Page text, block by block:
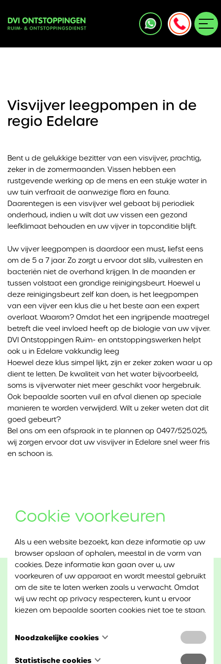
Visvijver leegpompen in de
regio Edelare
Bent u de gelukkige bezitter van een visvijver, prachtig,
zeker in de zomermaanden. Vissen hebben een
rustgevende werking op de mens en een stukje water in
uw tuin verfraait de aanwezige flora en fauna.
Daarentegen is een visvijver wel gebaat bij periodiek
onderhoud, indien u wilt dat uw vissen een gezond
leefklimaat behouden en uw vijver in topconditie blijft.
Uw vijver leegpompen is daardoor een must, liefst eens
om de 5 a 7 jaar. Zo zorgt u ervoor dat slib, vuilresten en
bacteriën niet de overhand krijgen. In de maanden er
tussen volstaat een grondige reinigingsbeurt. Hoewel u
deze reinigingsbeurt zelf kan doen, is het leegpompen
van een vijver een klus die u het beste aan een expert
overlaat. Waarom? Omdat het een ingrijpende maatregel
betreft die veel invloed heeft op de biologie van uw vijver.
DVI Ontstoppingen Ruim- en ontstoppingswerken helpt
ook u in Edelare vakkundig leeg
Hoewel deze klus simpel lijkt, zijn er zeker zaken waar u op
dient te letten. De kwaliteit van het water bijvoorbeeld,
soms is vijverwater niet meer geschikt voor hergebruik.
Ook bepaalde soorten vuil en afval dienen op speciale
manieren te worden verwijderd. Wilt u zeker weten dat dit
goed gebeurt?
Bel ons om een afspraak in te plannen op 0497/525.025,
wij zorgen ervoor dat uw visvijver in Edelare snel weer fris
en schoon is.
Expert in ontstopping, ruimen van
putten of camera inspectie nodig?
Cookie voorkeuren
Als u een website bezoekt, kan deze informatie op uw
browser opslaan of ophalen, meestal in de vorm van
cookies. Deze informatie kan gaan over u, uw
voorkeuren of uw apparaat en wordt meestal gebruikt
om de site te laten werken zoals u verwacht. Omdat
wij uw recht op privacy respecteren, kunt u ervoor
kiezen om bepaalde soorten cookies niet toe te staan.
Noodzakelijke cookies
Deze cookies zijn noodzakelijk om de website te laten
Statistische cookies